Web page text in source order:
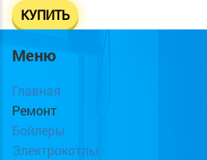
КУПИТЬ
Меню
Главная
Ремонт
Бойлеры
Электрокотлы